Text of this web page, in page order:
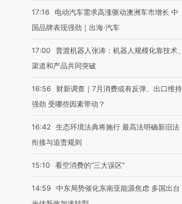
17:16
电动汽车需求高涨驱动澳洲车市增长 中
国品牌表现强劲｜出海·汽车
17:00
普渡机器人张涛：机器人规模化靠技术、
渠道和产品共同突破
16:56
财新调查｜7月消费或有反弹、出口维持
强劲 受哪些因素带动？
16:42 生态环境法典将施行 最高法明确新旧法
衔接与追责规则
15:10 看空消费的“三大误区”
14:59
中东局势催化东南亚能源焦虑 多国出台